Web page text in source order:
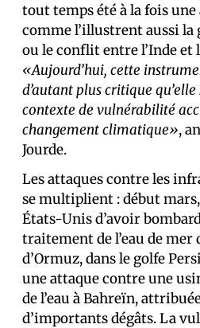
tout temps été à la fois
comme l’illustrent aussi
ou le conflit entre l’Inde et
«Aujourd’hui, cette
d’autant plus critique qu’elle
contexte de vulnérabilité
changement climatique»,
Jourde.
Les attaques contre les
se multiplient : début mars,
États-Unis d’avoir
traitement de l’eau de mer
d’Ormuz, dans le golfe
une attaque contre une
de l’eau à Bahreïn,
d’importants dégâts. La